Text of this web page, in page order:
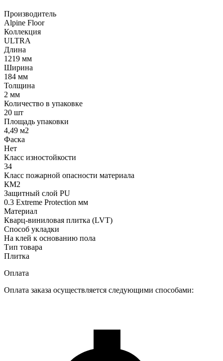
Производитель
Alpine Floor
Коллекция
ULTRA
Длина
1219 мм
Ширина
184 мм
Толщина
2 мм
Количество в упаковке
20 шт
Площадь упаковки
4,49 м2
Фаска
Нет
Класс изностойкости
34
Класс пожарной опасности материала
КМ2
Защитный слой PU
0.3 Extreme Protection мм
Материал
Кварц-виниловая плитка (LVT)
Способ укладки
На клей к основанию пола
Тип товара
Плитка
Оплата
Оплата заказа осуществляется следующими способами: